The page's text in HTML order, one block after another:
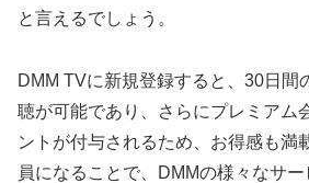
と言えるでしょう。
DMM TVに新規登録すると、30日間
聴が可能であり、さらにプレミアム
ントが付与されるため、お得感も満
員になることで、DMMの様々なサ